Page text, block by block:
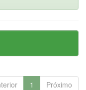
1 Próximo